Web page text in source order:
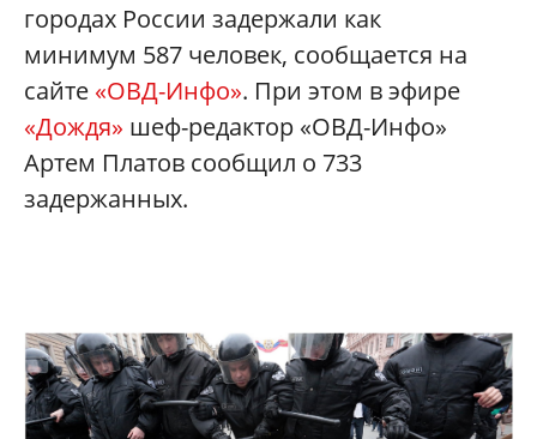
городах России задержали как
минимум 587 человек, сообщается на
сайте «ОВД-Инфо». При этом в эфире
«Дождя» шеф-редактор «ОВД-Инфо»
Артем Платов сообщил о 733
задержанных.